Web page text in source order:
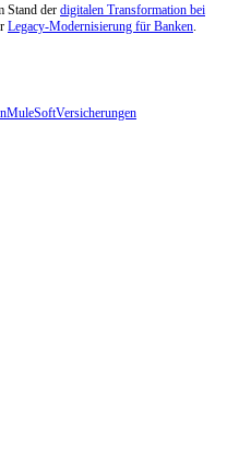
Stand der digitalen Transformation bei
Legacy-Modernisierung für Banken
MuleSoftVersicherungen